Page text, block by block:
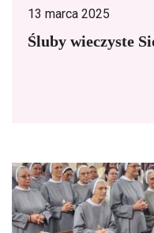
13 marca 2025
Śluby wieczyste